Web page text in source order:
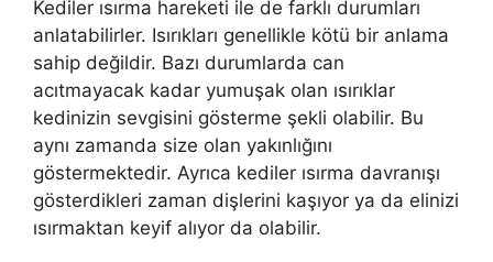
Kediler ısırma hareketi ile de farklı durumları
anlatabilirler. Isırıkları genellikle kötü bir anlama
sahip değildir. Bazı durumlarda can
acıtmayacak kadar yumuşak olan ısırıklar
kedinizin sevgisini gösterme şekli olabilir. Bu
aynı zamanda size olan yakınlığını
göstermektedir. Ayrıca kediler ısırma davranışı
gösterdikleri zaman dişlerini kaşıyor ya da elinizi
ısırmaktan keyif alıyor da olabilir.